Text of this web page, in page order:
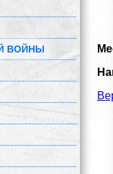
ВОЙНЫ